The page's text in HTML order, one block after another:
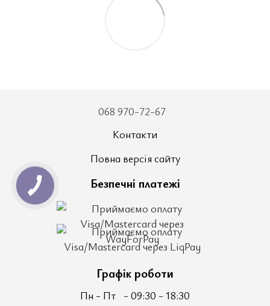
068 970-72-67
Контакти
Повна версія сайту
Безпечні платежі
Графік роботи
Пн - Пт - 09:30 - 18:30